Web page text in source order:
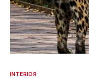
INTERIOR